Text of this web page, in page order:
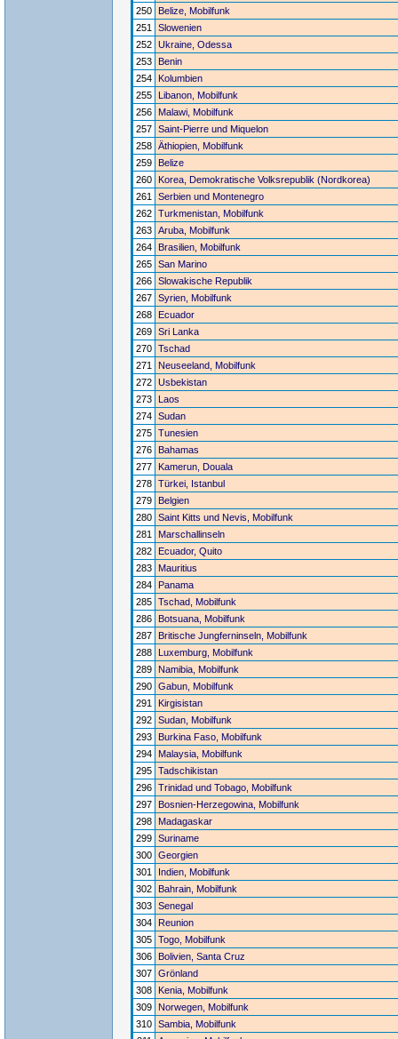
250 Belize, Mobilfunk
251
Slowenien
252 Ukraine, Odessa
253 Benin
254 Kolumbien
255 Libanon, Mobilfunk
256 Malawi, Mobilfunk
257 Saint-Pierre und Miquelon
258 Äthiopien, Mobilfunk
259 Belize
260 Korea, Demokratische Volksrepublik (Nordkorea)
261
Serbien und Montenegro
262 Turkmenistan, Mobilfunk
263 Aruba, Mobilfunk
264 Brasilien, Mobilfunk
265 San Marino
266 Slowakische Republik
267 Syrien, Mobilfunk
268 Ecuador
269 Sri Lanka
270 Tschad
271
Neuseeland, Mobilfunk
272 Usbekistan
273 Laos
274 Sudan
275 Tunesien
276 Bahamas
277 Kamerun, Douala
278 Türkei, Istanbul
279 Belgien
280 Saint Kitts und Nevis, Mobilfunk
281
Marschallinseln
282 Ecuador, Quito
283 Mauritius
284 Panama
285 Tschad, Mobilfunk
286 Botsuana, Mobilfunk
287 Britische Jungferninseln, Mobilfunk
288 Luxemburg, Mobilfunk
289 Namibia, Mobilfunk
290 Gabun, Mobilfunk
291
Kirgisistan
292 Sudan, Mobilfunk
293 Burkina Faso, Mobilfunk
294 Malaysia, Mobilfunk
295 Tadschikistan
296 Trinidad und Tobago, Mobilfunk
297 Bosnien-Herzegowina, Mobilfunk
298 Madagaskar
299 Suriname
300 Georgien
301
Indien, Mobilfunk
302 Bahrain, Mobilfunk
303 Senegal
304 Reunion
305 Togo, Mobilfunk
306 Bolivien, Santa Cruz
307 Grönland
308 Kenia, Mobilfunk
309 Norwegen, Mobilfunk
310 Sambia, Mobilfunk